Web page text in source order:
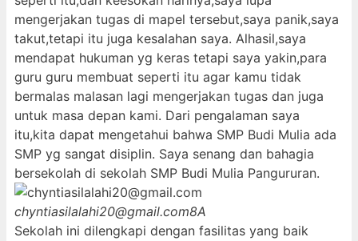
mengerjakan tugas di mapel tersebut,saya panik,saya
takut,tetapi itu juga kesalahan saya. Alhasil,saya
mendapat hukuman yg keras tetapi saya yakin,para
guru guru membuat seperti itu agar kamu tidak
bermalas malasan lagi mengerjakan tugas dan juga
untuk masa depan kami. Dari pengalaman saya
itu,kita dapat mengetahui bahwa SMP Budi Mulia ada
SMP yg sangat disiplin. Saya senang dan bahagia
bersekolah di sekolah SMP Budi Mulia Pangururan.
chyntiasilalahi20@gmail.com8A
Sekolah ini dilengkapi dengan fasilitas yang baik